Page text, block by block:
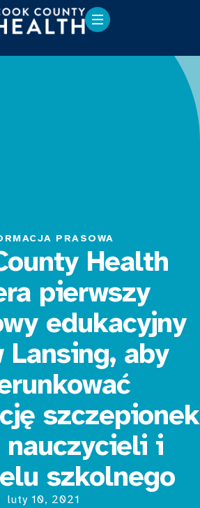
PRASOWA
Health
pierwszy
edukacyjny
Lansing, aby
szczepionek
nauczycieli i
szkolnego
luty 10, 2021